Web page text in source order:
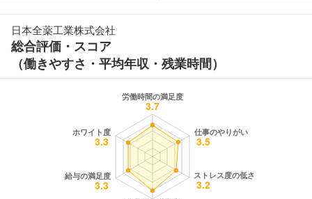
日本全薬工業株式会社
総合評価・スコア
（働きやすさ・平均年収・残業時間）